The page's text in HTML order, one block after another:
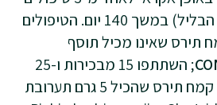
שניתנו און-טופ (מעל הבליל) במשך 140 יום. הטיפולים
גרם קמח תירס שאינו מכיל תוסף
; השתתפו 15 מבכירות ו-25
בוגרות); 2 – 100 גרם קמח תירס שהכיל 5 גרם תערובת